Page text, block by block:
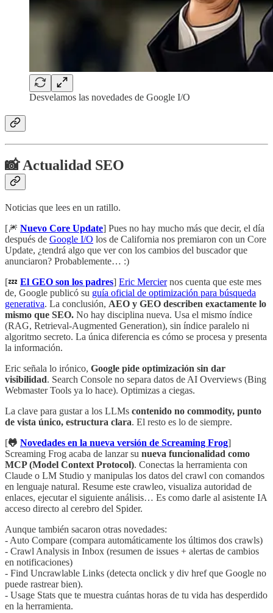
Desvelamos las novedades de Google I/O
📸 Actualidad SEO
Noticias que lees en un ratillo.
[🎆 Nuevo Core Update] Pues no hay mucho más que decir, el día
después de Google I/O los de California nos premiaron con un Core
Update, ¿tendrá algo que ver con los cambios del buscador que
anunciaron? Probablemente… :)
[💤 El GEO son los padres] Eric Merciernos cuenta que este mes
de, Google publicó su guía oficial de optimización para búsqueda
generativa. La conclusión, AEO y GEO describen exactamente lo
mismo que SEO. No hay disciplina nueva. Usa el mismo índice
(RAG, Retrieval-Augmented Generation), sin índice paralelo ni
algoritmo secreto. La única diferencia es cómo se procesa y presenta
la información.
Eric señala lo irónico, Google pide optimización sin dar
visibilidad. Search Console no separa datos de AI Overviews (Bing
Webmaster Tools ya lo hace). Optimizas a ciegas.
La clave para gustar a los LLMs contenido no commodity, punto
de vista único, estructura clara. El resto es lo de siempre.
[🐸 Novedades en la nueva versión de Screaming Frog]
Screaming Frog acaba de lanzar su nueva funcionalidad como
MCP (Model Context Protocol). Conectas la herramienta con
Claude o LM Studio y manipulas los datos del crawl con comandos
en lenguaje natural. Resume este crawleo, visualiza autoridad de
enlaces, ejecutar el siguiente análisis… Es como darle al asistente IA
acceso directo al cerebro del Spider.
Aunque también sacaron otras novedades:
- Auto Compare (compara automáticamente los últimos dos crawls)
- Crawl Analysis in Inbox (resumen de issues + alertas de cambios
en notificaciones)
- Find Uncrawlable Links (detecta onclick y div href que Google no
puede rastrear bien).
- Usage Stats que te muestra cuántas horas de tu vida has desperdido
en la herramienta.